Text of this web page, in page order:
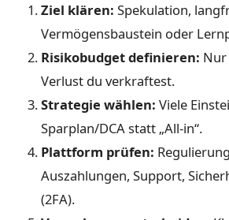
Ziel klären: Spekulation,
Vermögensbaustein oder
Risikobudget definieren: Nur
Verlust du verkraftest.
Strategie wählen: Viele
Sparplan/DCA statt „All-in“.
Plattform prüfen:
Auszahlungen, Support,
(2FA).